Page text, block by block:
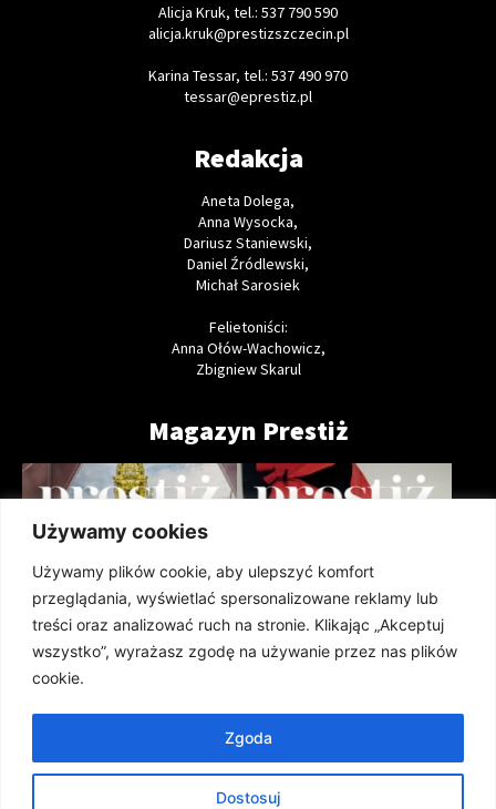
Używamy cookies
Używamy plików cookie, aby ulepszyć komfort
przeglądania, wyświetlać spersonalizowane reklamy lub
treści oraz analizować ruch na stronie. Klikając „Akceptuj
wszystko”, wyrażasz zgodę na używanie przez nas plików
cookie.
Dostosuj
Zgoda
Alicja Kruk, tel.: 537 790 590
alicja.kruk@prestizszczecin.pl
Karina Tessar, tel.: 537 490 970
tessar@eprestiz.pl
Redakcja
Aneta Dolega,
Anna Wysocka,
Dariusz Staniewski,
Daniel Źródlewski,
Michał Sarosiek
Felietoniści:
Anna Ołów-Wachowicz,
Zbigniew Skarul
Magazyn Prestiż